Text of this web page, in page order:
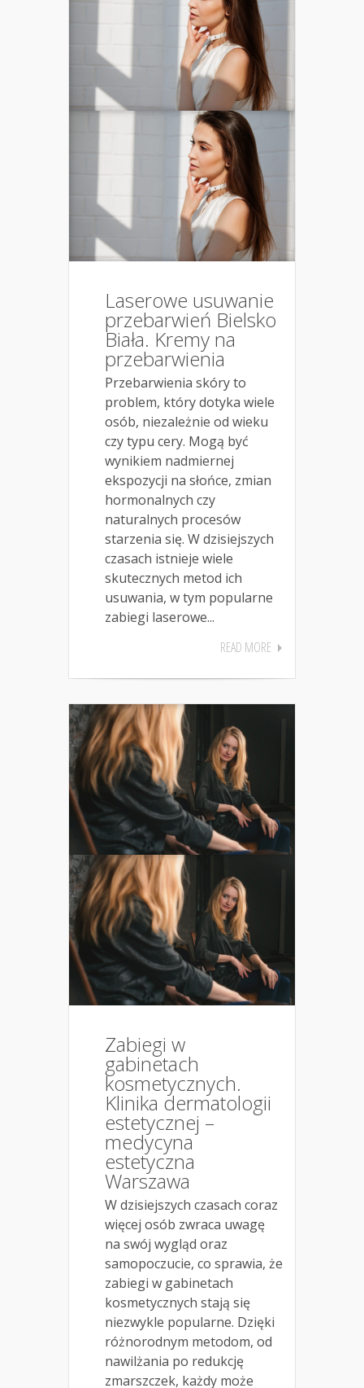
Laserowe usuwanie
przebarwień Bielsko
Biała. Kremy na
przebarwienia
Przebarwienia skóry to
problem, który dotyka wiele
osób, niezależnie od wieku
czy typu cery. Mogą być
wynikiem nadmiernej
ekspozycji na słońce, zmian
hormonalnych czy
naturalnych procesów
starzenia się. W dzisiejszych
czasach istnieje wiele
skutecznych metod ich
usuwania, w tym popularne
zabiegi laserowe...
READ MORE
Zabiegi w
gabinetach
kosmetycznych.
Klinika dermatologii
estetycznej –
medycyna
estetyczna
Warszawa
W dzisiejszych czasach coraz
więcej osób zwraca uwagę
na swój wygląd oraz
samopoczucie, co sprawia, że
zabiegi w gabinetach
kosmetycznych stają się
niezwykle popularne. Dzięki
różnorodnym metodom, od
nawilżania po redukcję
zmarszczek, każdy może